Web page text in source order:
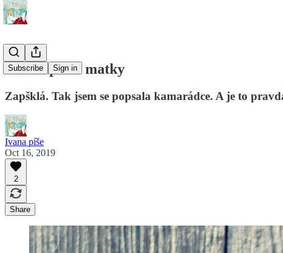
Subscribe Sign in
Óda zapšklé matky
Zapšklá. Tak jsem se popsala kamarádce. A je to
Ivana píše
Oct 16, 2019
2
Share